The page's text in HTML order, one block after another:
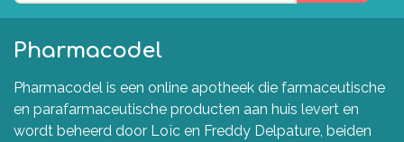
Pharmacodel
Pharmacodel is een online apotheek die farmaceutische
en parafarmaceutische producten aan huis levert en
wordt beheerd door Loïc en Freddy Delpature, beiden